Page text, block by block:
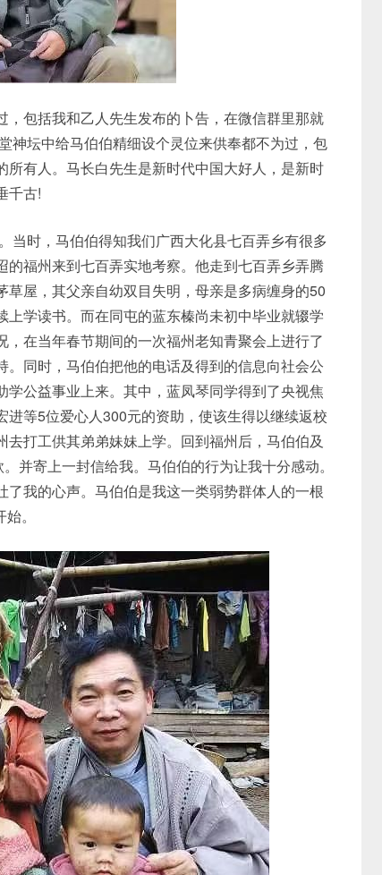
包括我和乙人先生发布的卜告，在微信群里那就
神坛中给马伯伯精细设个灵位来供奉都不为过，包
有人。马长白先生是新时代中国大好人，是新时
千古!
时，马伯伯得知我们广西大化县七百弄乡有很多
福州来到七百弄实地考察。他走到七百弄乡弄腾
屋，其父亲自幼双目失明，母亲是多病缠身的50
学读书。而在同屯的蓝东榛尚未初中毕业就辍学
在当年春节期间的一次福州老知青聚会上进行了
同时，马伯伯把他的电话及得到的信息向社会公
公益事业上来。其中，蓝凤琴同学得到了央视焦
等5位爱心人300元的资助，使该生得以继续返校
打工供其弟弟妹妹上学。回到福州后，马伯伯及
并寄上一封信给我。马伯伯的行为让我十分感动。
我的心声。马伯伯是我这一类弱势群体人的一根
。